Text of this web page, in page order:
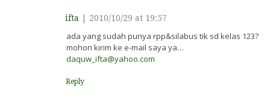
ifta | 2010/10/29 at 19:57
ada yang sudah punya rpp&silabus tik sd kelas 123?
mohon kirim ke e-mail saya ya…
daquw_ifta@yahoo.com
Reply